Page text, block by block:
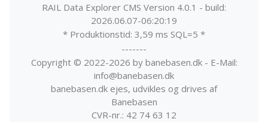
RAIL Data Explorer CMS Version 4.0.1 - build:
2026.06.07-06:20:19
* Produktionstid: 3,59 ms SQL=5 *
-------
Copyright © 2022-2026 by banebasen.dk - E-Mail:
info@banebasen.dk
banebasen.dk ejes, udvikles og drives af
Banebasen
CVR-nr.: 42 74 63 12